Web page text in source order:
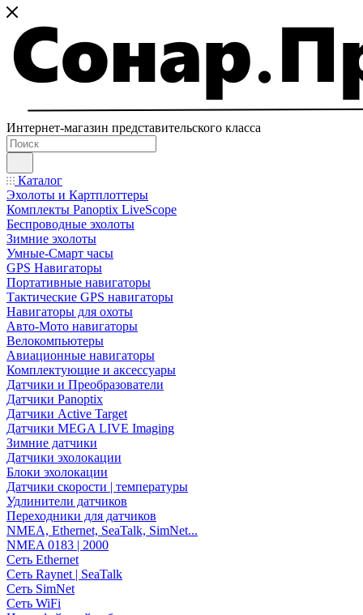
Интернет-магазин представительского класса
Каталог
Эхолоты и Картплоттеры
Комплекты Panoptix LiveScope
Беспроводные эхолоты
Зимние эхолоты
Умные-Смарт часы
GPS Навигаторы
Портативные навигаторы
Тактические GPS навигаторы
Навигаторы для охоты
Авто-Мото навигаторы
Велокомпьютеры
Авиационные навигаторы
Комплектующие и аксессуары
Датчики и Преобразователи
Датчики Panoptix
Датчики Active Target
Датчики MEGA LIVE Imaging
Зимние датчики
Датчики эхолокации
Блоки эхолокации
Датчики скорости | температуры
Удлинители датчиков
Переходники для датчиков
NMEA, Ethernet, SeaTalk, SimNet...
NMEA 0183 | 2000
Сеть Ethernet
Сеть Raynet | SeaTalk
Сеть SimNet
Сеть WiFi